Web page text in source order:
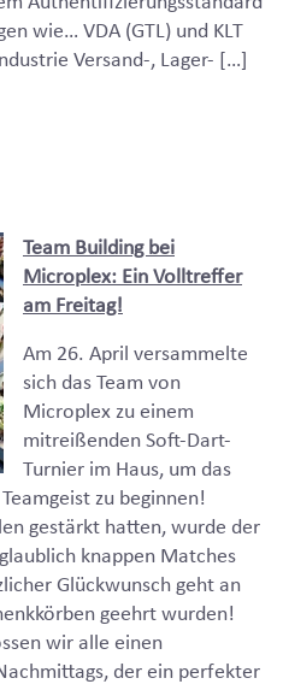
wie… VDA (GTL) und KLT
Versand-, Lager- […]
Team Building bei
Microplex: Ein Volltreffer
am Freitag!
Am 26. April versammelte
sich das Team von
Microplex zu einem
mitreißenden Soft-Dart-
Turnier im Haus, um das
zu beginnen!
gestärkt hatten, wurde der
knappen Matches
Glückwunsch geht an
geehrt wurden!
wir alle einen
der ein perfekter